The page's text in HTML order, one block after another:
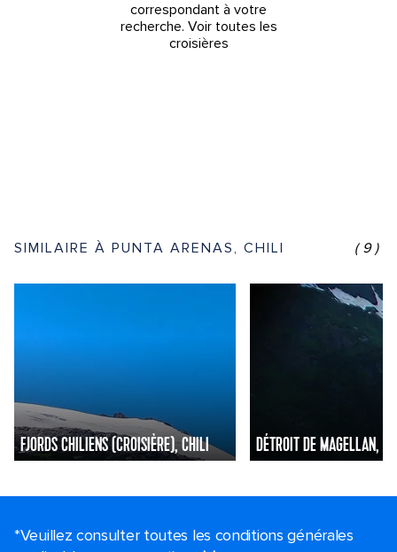
correspondant à votre
recherche. Voir toutes les
croisières
SIMILAIRE À PUNTA ARENAS, CHILI (9)
FJORDS CHILIENS (CROISIÈRE), CHILI DÉTROIT DE MAGELLAN,
*Veuillez consulter toutes les conditions générales